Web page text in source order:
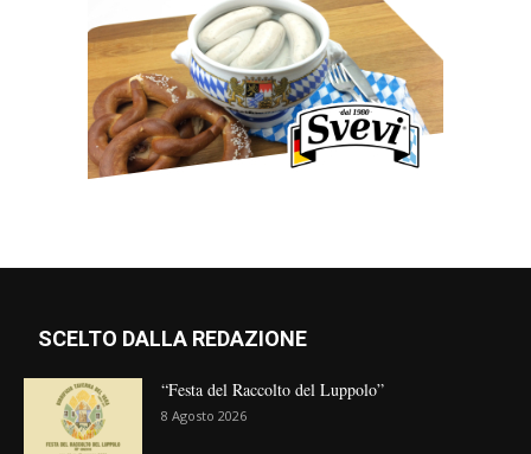
SCELTO DALLA REDAZIONE
“Festa del Raccolto del Luppolo”
8 Agosto 2026